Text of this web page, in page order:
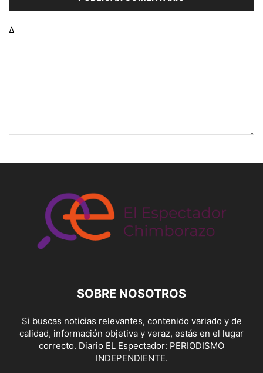
Δ
SOBRE NOSOTROS
Si buscas noticias relevantes, contenido variado y de
calidad, información objetiva y veraz, estás en el lugar
correcto. Diario EL Espectador: PERIODISMO
INDEPENDIENTE.